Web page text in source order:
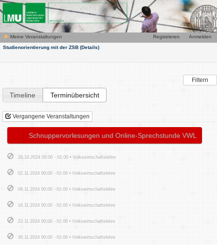
Meine Veranstaltungen Anmelden
Registrieren
Studienorientierung mit der ZSB (Details)
Filtern
Timeline Terminübersicht
Vergangene Veranstaltungen
Schnuppervorlesungen und Online-Sprechstunde VWL
26.10.2024 00:00 - 01:00 • Volkswirtschaftslehre
02.11.2024 00:00 - 01:00 • Volkswirtschaftslehre
09.11.2024 00:00 - 01:00 • Volkswirtschaftslehre
16.11.2024 00:00 - 01:00 • Volkswirtschaftslehre
23.11.2024 00:00 - 01:00 • Volkswirtschaftslehre
30.11.2024 00:00 - 01:00 • Volkswirtschaftslehre